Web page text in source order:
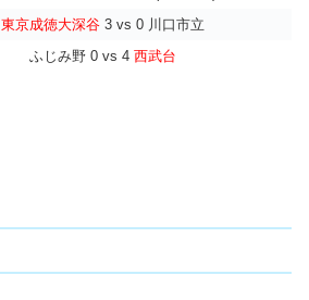
東京成徳大深谷 3 vs 0 川口市立
ふじみ野 0 vs 4 西武台